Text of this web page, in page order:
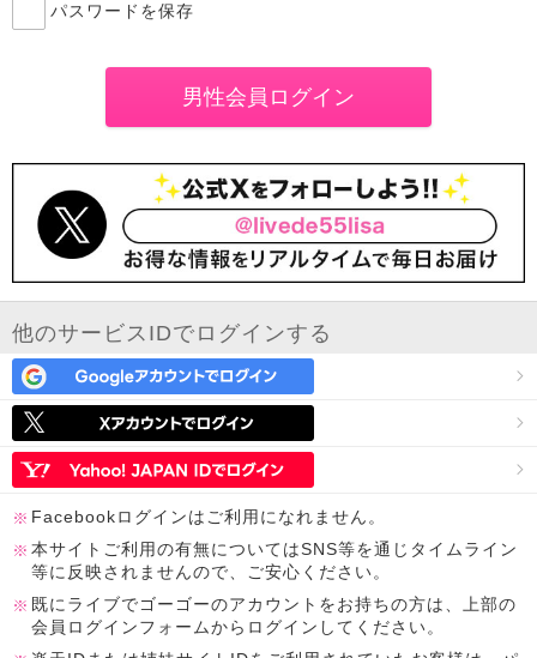
パスワードを保存
他のサービスIDでログインする
Facebookログインはご利用になれません。
本サイトご利用の有無についてはSNS等を通じタイムライン
等に反映されませんので、ご安心ください。
既にライブでゴーゴーのアカウントをお持ちの方は、上部の
会員ログインフォームからログインしてください。